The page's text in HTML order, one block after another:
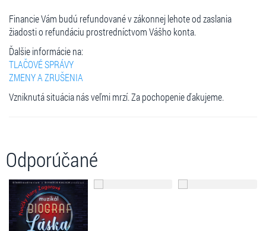
Financie Vám budú refundované v zákonnej lehote od zaslania
žiadosti o refundáciu prostredníctvom Vášho konta.
Ďalšie informácie na:
TLAČOVÉ SPRÁVY
ZMENY A ZRUŠENIA
Vzniknutá situácia nás veľmi mrzí. Za pochopenie ďakujeme.
Odporúčané